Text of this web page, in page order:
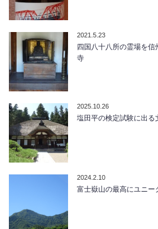
2021.5.23
四国八十八所の霊場を
寺
2025.10.26
塩田平の検定試験に出
2024.2.10
富士嶽山の最高にユニー